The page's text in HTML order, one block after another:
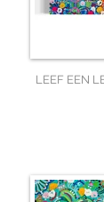
LEEF EEN